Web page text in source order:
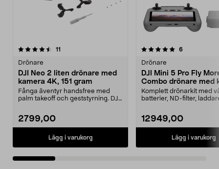
11
Drönare
DJI Neo 2 liten drönare med
kamera 4K, 151 gram
Fånga äventyr handsfree med
palm takeoff och geststyrning. DJI
2799,00
Lägg i varukorg
5.0 av 5 stjärnor 6recensioner
Drönare
DJI Mini 5 Pro Fly
Combo drönare med
249 g
Komplett drönarkit med
batterier, ND-filter,
12949,00
Lägg i varukorg
5.0 av 5 stjärnor